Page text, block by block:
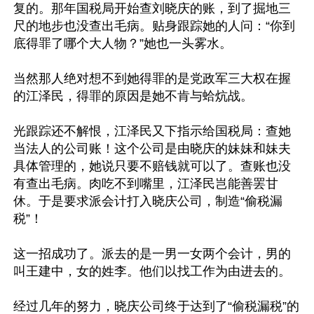
复的。那年国税局开始查刘晓庆的账，到了掘地三
尺的地步也没查出毛病。贴身跟踪她的人问：“你到
底得罪了哪个大人物？”她也一头雾水。
当然那人绝对想不到她得罪的是党政军三大权在握
的江泽民，得罪的原因是她不肯与蛤炕战。
光跟踪还不解恨，江泽民又下指示给国税局：查她
当法人的公司账！这个公司是由晓庆的妹妹和妹夫
具体管理的，她说只要不赔钱就可以了。查账也没
有查出毛病。肉吃不到嘴里，江泽民岂能善罢甘
休。于是要求派会计打入晓庆公司，制造“偷税漏
税”！
这一招成功了。派去的是一男一女两个会计，男的
叫王建中，女的姓李。他们以找工作为由进去的。
经过几年的努力，晓庆公司终于达到了“偷税漏税”的